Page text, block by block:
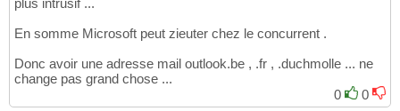
plus intrusif ...
En somme Microsoft peut zieuter chez le concurrent .
Donc avoir une adresse mail outlook.be , .fr , .duchmolle ... ne
change pas grand chose ...
0
0